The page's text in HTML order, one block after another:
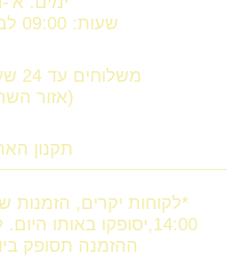
שעות: 09:00 לבין 20:00
משלוחים עד 24 שעות אספקה
(אזור
תקנון
*לקוחות יקרים,
ההזמנה תסופק